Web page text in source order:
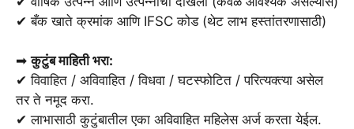
✔ बँक खाते क्रमांक आणि IFSC कोड (थेट लाभ हस्तांतरणासाठी)
➡कुटुंब माहिती भरा:
✔ विवाहित / अविवाहित / विधवा / घटस्फोटित / परित्यक्त्या असेल
तर ते नमूद करा.
✔ लाभासाठी कुटुंबातील एका अविवाहित महिलेस अर्ज करता येईल.